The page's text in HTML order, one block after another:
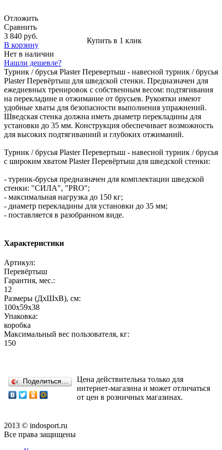
Отложить
Сравнить
3 840 руб.
В корзину
Купить в 1 клик
Нет в наличии
Нашли дешевле?
Турник / брусья Plaster Перевертыш - навесной турник / брусья
Plaster Перевёртыш для шведской стенки. Предназначен для
ежедневных тренировок с собственным весом: подтягивания
на перекладине и отжимание от брусьев. Рукоятки имеют
удобные хваты для безопасности выполнения упражнений.
Шведская стенка должна иметь диаметр перекладины для
установки до 35 мм. Конструкция обеспечивает возможность
для высоких подтягиваниий и глубоких отжиманий.
Турник / брусья Plaster Перевертыш - навесной турник / брусья
с широким хватом Plaster Перевёртыш для шведской стенки:
- турник-брусья предназначен для комплектации шведской
стенки: "СИЛА", "PRO";
- максимальная нагрузка до 150 кг;
- диаметр перекладины для установки до 35 мм;
- поставляется в разобранном виде.
Характеристики
Артикул:
Перевёртыш
Гарантия, мес.:
12
Размеры (ДхШхВ), см:
100х59х38
Упаковка:
коробка
Максимальный вес пользователя, кг:
150
Поделиться…
Цена действительна только для
интернет-магазина и может отличаться
от цен в розничных магазинах.
2013 © indosport.ru
Все права защищены